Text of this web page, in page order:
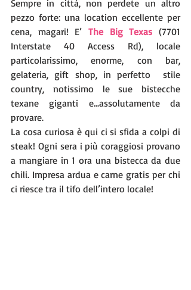
Sempre in città, non perdete un altro
pezzo forte: una location eccellente per
cena, magari! E’ The Big Texas (7701
Interstate 40 Access Rd), locale
particolarissimo, enorme, con bar,
gelateria, gift shop, in perfetto  stile
country, notissimo le sue bistecche
texane giganti e...assolutamente da
provare.
La cosa curiosa è qui ci si sfida a colpi di
steak! Ogni sera i più coraggiosi provano
a mangiare in 1 ora una bistecca da due
chili. Impresa ardua e carne gratis per chi
ci riesce tra il tifo dell’intero locale!